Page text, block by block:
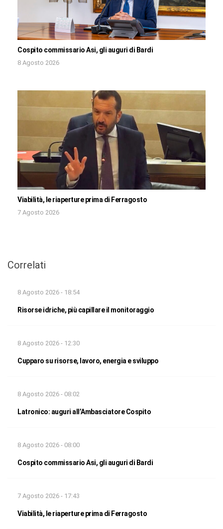
Cospito commissario Asi, gli auguri di Bardi
8 Agosto 2026
Viabilità, le riaperture prima di Ferragosto
7 Agosto 2026
Correlati
8 Agosto 2026 - 18:54
Risorse idriche, più capillare il monitoraggio
8 Agosto 2026 - 12:30
Cupparo su risorse, lavoro, energia e sviluppo
8 Agosto 2026 - 08:02
Latronico: auguri all’Ambasciatore Cospito
8 Agosto 2026 - 08:00
Cospito commissario Asi, gli auguri di Bardi
7 Agosto 2026 - 17:43
Viabilità, le riaperture prima di Ferragosto